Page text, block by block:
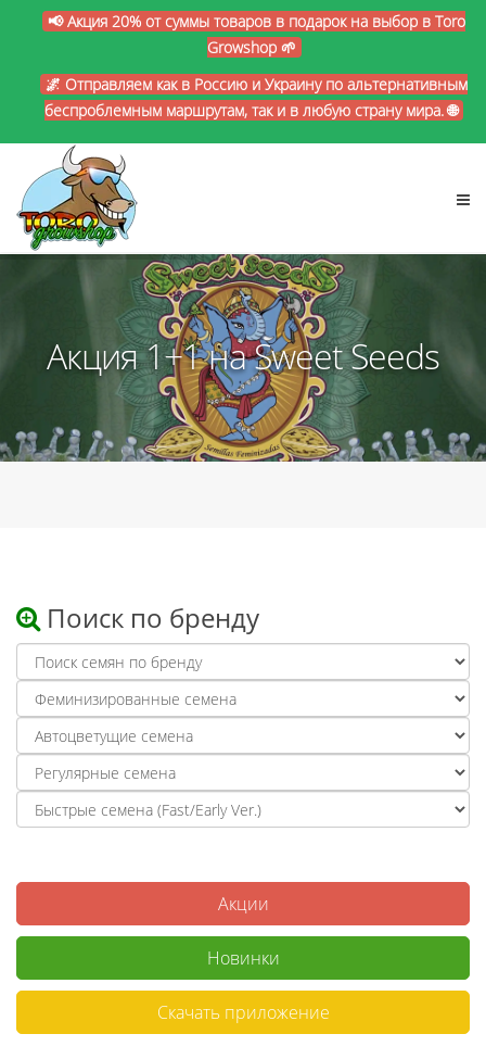
📢 Акция 20% от суммы товаров в подарок на выбор в Toro
Growshop 🌱
🌌 Отправляем как в Россию и Украину по альтернативным
беспроблемным маршрутам, так и в любую страну мира. 🌐
Акция 1+1 на Sweet Seeds
Поиск по бренду
Акции
Новинки
Скачать приложение